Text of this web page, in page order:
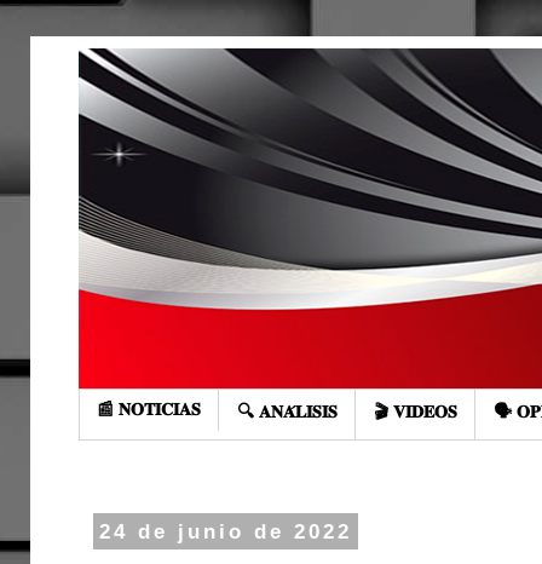
📰 𝐍𝐎𝐓𝐈𝐂𝐈𝐀𝐒 🔍 𝐀𝐍𝐀́𝐋𝐈𝐒𝐈𝐒 🎬 𝐕𝐈𝐃𝐄𝐎𝐒 🗣️
24 de junio de 2022